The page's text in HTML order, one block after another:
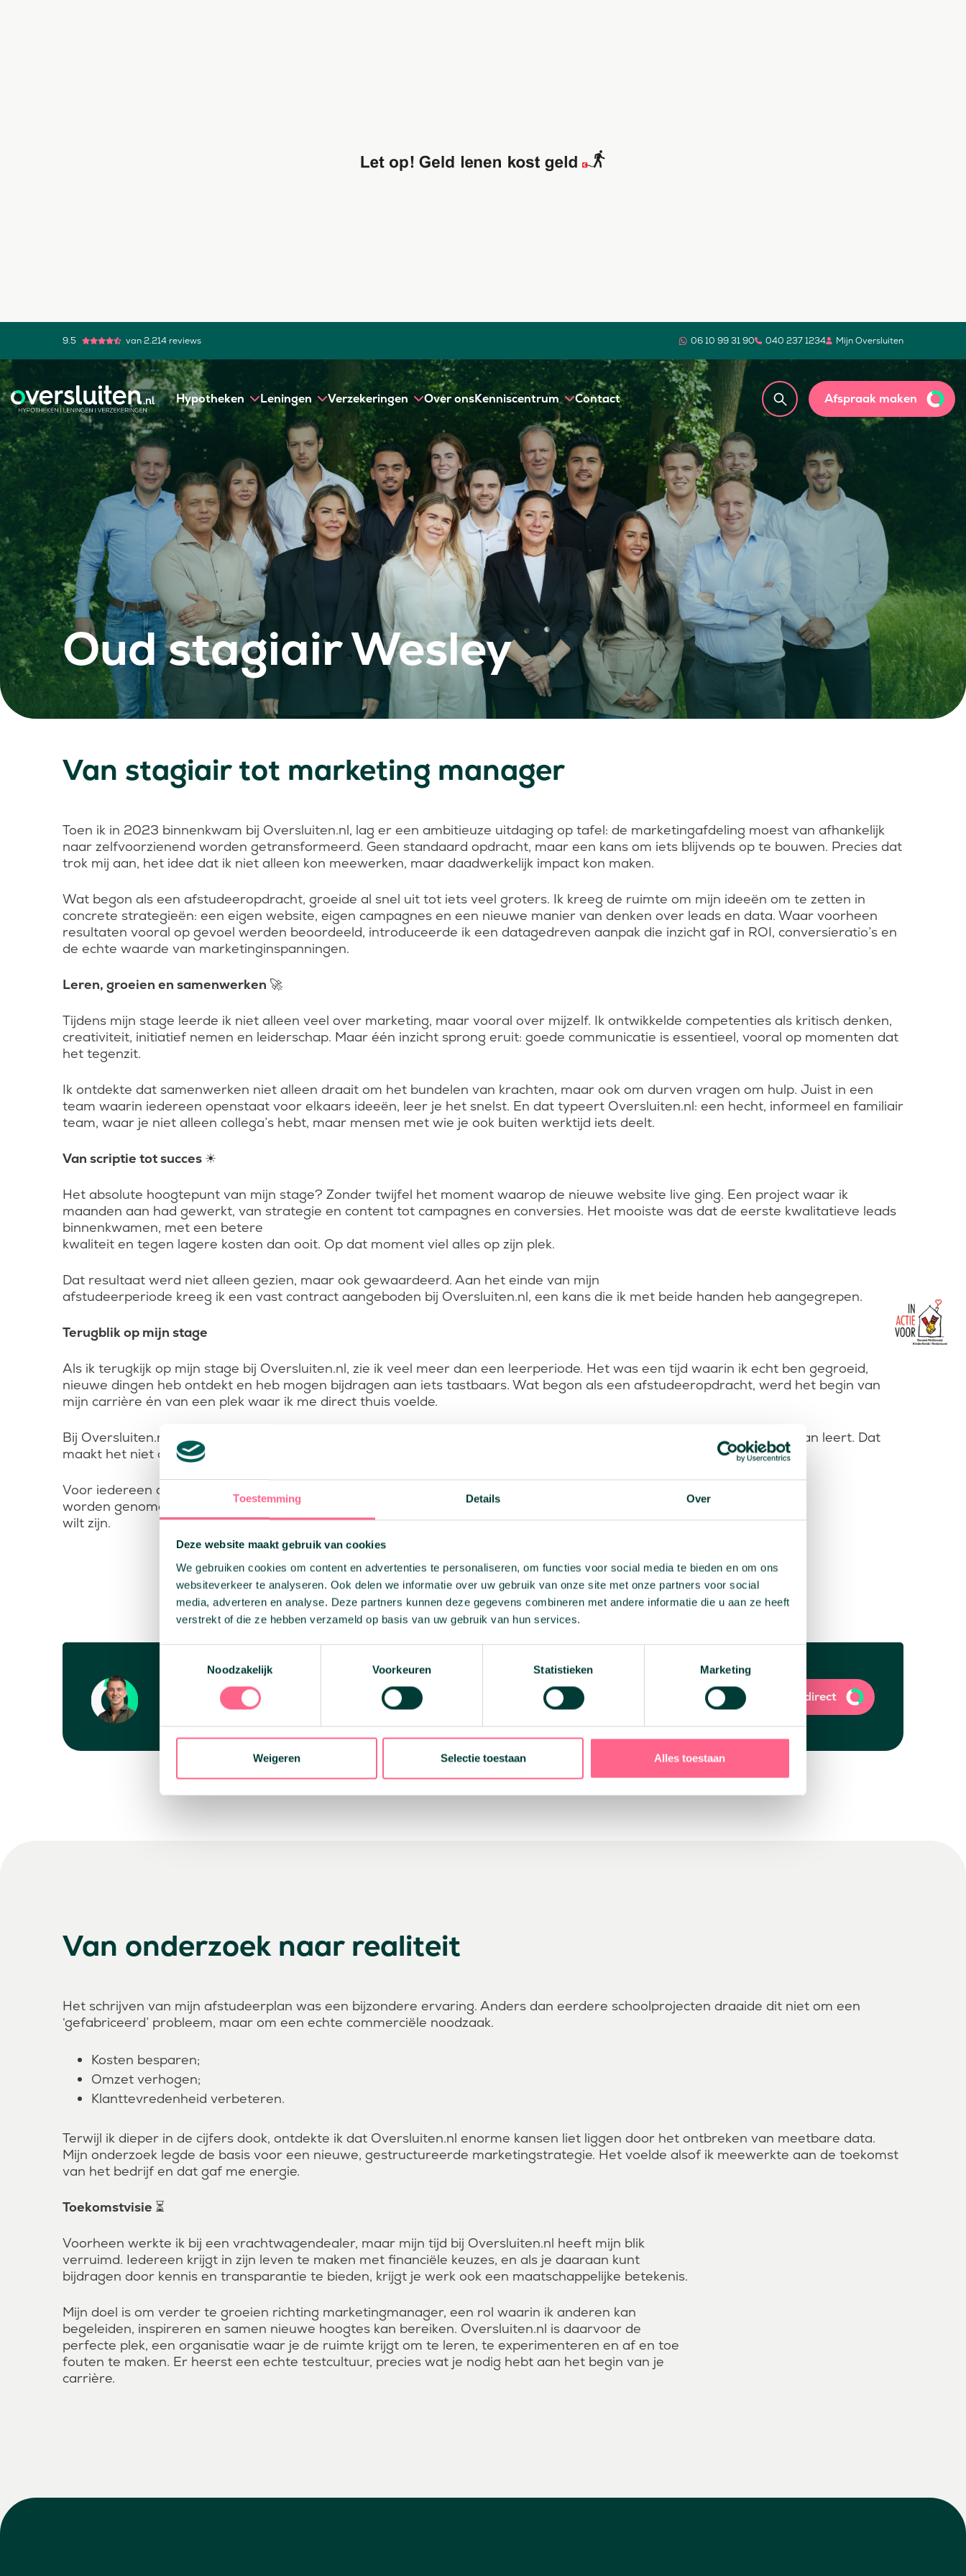
Toestemming Details Over
Deze website maakt gebruik van cookies
We gebruiken cookies om content en advertenties te personaliseren, om functies voor social media te bieden en om ons
websiteverkeer te analyseren. Ook delen we informatie over uw gebruik van onze site met onze partners voor social
media, adverteren en analyse. Deze partners kunnen deze gegevens combineren met andere informatie die u aan ze heeft
verstrekt of die ze hebben verzameld op basis van uw gebruik van hun services.
Noodzakelijk
Voorkeuren Statistieken Marketing
Weigeren Selectie toestaan Alles toestaan
9.5 van 2.214 reviews 06 10 99 31 90 040 237 1234 Mijn Oversluiten
Hypotheken Leningen Verzekeringen Over onsKenniscentrum Contact Afspraak maken
Oud stagiair Wesley
Van stagiair tot marketing manager
Toen ik in 2023 binnenkwam bij Oversluiten.nl, lag er een ambitieuze uitdaging op tafel: de marketingafdeling moest van afhankelijk
naar zelfvoorzienend worden getransformeerd. Geen standaard opdracht, maar een kans om iets blijvends op te bouwen. Precies dat
trok mij aan, het idee dat ik niet alleen kon meewerken, maar daadwerkelijk impact kon maken.
Wat begon als een afstudeeropdracht, groeide al snel uit tot iets veel groters. Ik kreeg de ruimte om mijn ideeën om te zetten in
concrete strategieën: een eigen website, eigen campagnes en een nieuwe manier van denken over leads en data. Waar voorheen
resultaten vooral op gevoel werden beoordeeld, introduceerde ik een datagedreven aanpak die inzicht gaf in ROI, conversieratio’s en
de echte waarde van marketinginspanningen.
Leren, groeien en samenwerken 🚀
Tijdens mijn stage leerde ik niet alleen veel over marketing, maar vooral over mijzelf. Ik ontwikkelde competenties als kritisch denken,
creativiteit, initiatief nemen en leiderschap. Maar één inzicht sprong eruit: goede communicatie is essentieel, vooral op momenten dat
het tegenzit.
Ik ontdekte dat samenwerken niet alleen draait om het bundelen van krachten, maar ook om durven vragen om hulp. Juist in een
team waarin iedereen openstaat voor elkaars ideeën, leer je het snelst. En dat typeert Oversluiten.nl: een hecht, informeel en familiair
team, waar je niet alleen collega’s hebt, maar mensen met wie je ook buiten werktijd iets deelt.
Van scriptie tot succes ☀
Het absolute hoogtepunt van mijn stage? Zonder twijfel het moment waarop de nieuwe website live ging. Een project waar ik
maanden aan had gewerkt, van strategie en content tot campagnes en conversies. Het mooiste was dat de eerste kwalitatieve leads
binnenkwamen, met een betere
kwaliteit en tegen lagere kosten dan ooit. Op dat moment viel alles op zijn plek.
Dat resultaat werd niet alleen gezien, maar ook gewaardeerd. Aan het einde van mijn
afstudeerperiode kreeg ik een vast contract aangeboden bij Oversluiten.nl, een kans die ik met beide handen heb aangegrepen.
Terugblik op mijn stage
Als ik terugkijk op mijn stage bij Oversluiten.nl, zie ik veel meer dan een leerperiode. Het was een tijd waarin ik echt ben gegroeid,
nieuwe dingen heb ontdekt en heb mogen bijdragen aan iets tastbaars. Wat begon als een afstudeeropdracht, werd het begin van
mijn carrière én van een plek waar ik me direct thuis voelde.
Bij Oversluiten.nl krijg je de vrijheid om te leren, te proberen en jezelf te ontwikkelen. Fouten maken mag, zolang je ervan leert. Dat
maakt het niet alleen een geweldige plek om te werken, maar ook om te groeien als persoon.
Voor iedereen die op zoek is naar een stage of baan waar je écht invloed hebt, waar ideeën serieus
worden genomen en waar je onderdeel bent van een hecht team: Oversluiten.nl is de plek waar je
wilt zijn.
Meer informatie of solliciteren?
Neem gerust contact op via de mail/ telefoon of kom langs en laat ons een kopje koffie zetten voor jou
Solliciteer direct
Van onderzoek naar realiteit
Het schrijven van mijn afstudeerplan was een bijzondere ervaring. Anders dan eerdere schoolprojecten draaide dit niet om een
‘gefabriceerd’ probleem, maar om een echte commerciële noodzaak.
Kosten besparen;
Omzet verhogen;
Klanttevredenheid verbeteren.
Terwijl ik dieper in de cijfers dook, ontdekte ik dat Oversluiten.nl enorme kansen liet liggen door het ontbreken van meetbare data.
Mijn onderzoek legde de basis voor een nieuwe, gestructureerde marketingstrategie. Het voelde alsof ik meewerkte aan de toekomst
van het bedrijf en dat gaf me energie.
Toekomstvisie ⏳
Voorheen werkte ik bij een vrachtwagendealer, maar mijn tijd bij Oversluiten.nl heeft mijn blik
verruimd. Iedereen krijgt in zijn leven te maken met financiële keuzes, en als je daaraan kunt
bijdragen door kennis en transparantie te bieden, krijgt je werk ook een maatschappelijke betekenis.
Mijn doel is om verder te groeien richting marketingmanager, een rol waarin ik anderen kan
begeleiden, inspireren en samen nieuwe hoogtes kan bereiken. Oversluiten.nl is daarvoor de
perfecte plek, een organisatie waar je de ruimte krijgt om te leren, te experimenteren en af en toe
fouten te maken. Er heerst een echte testcultuur, precies wat je nodig hebt aan het begin van je
carrière.